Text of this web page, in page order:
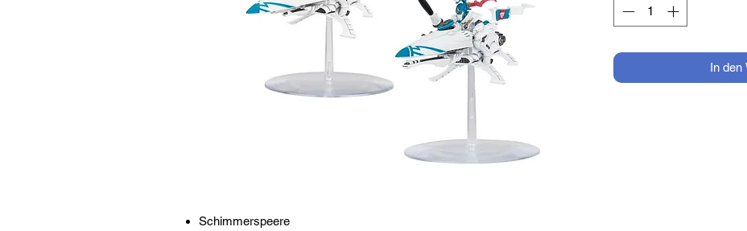
Schimmerspeere
In den